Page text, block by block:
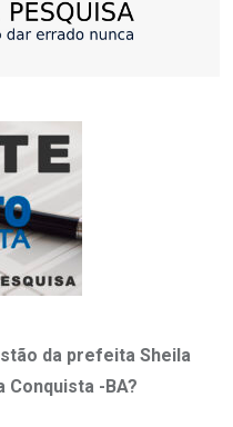
da prefeita Sheila
Conquista -BA?